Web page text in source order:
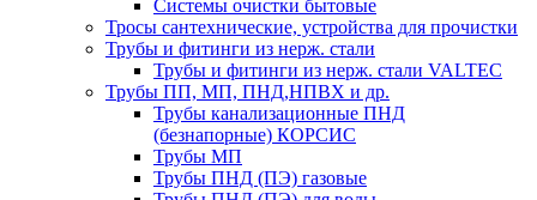
Системы очистки бытовые
Тросы сантехнические, устройства для прочистки
Трубы и фитинги из нерж. стали
Трубы и фитинги из нерж. стали VALTEC
Трубы ПП, МП, ПНД,НПВХ и др.
Трубы канализационные ПНД
(безнапорные) КОРСИС
Трубы МП
Трубы ПНД (ПЭ) газовые